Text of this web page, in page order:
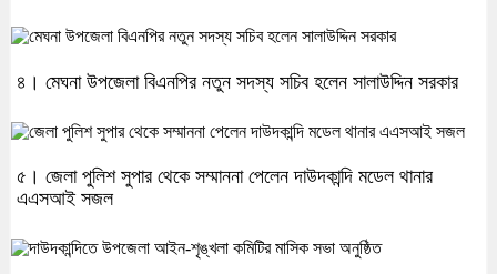
৪। মেঘনা উপজেলা বিএনপির নতুন সদস্য সচিব হলেন সালাউদ্দিন সরকার
৫। জেলা পুলিশ সুপার থেকে সম্মাননা পেলেন দাউদকান্দি মডেল থানার
এএসআই সজল